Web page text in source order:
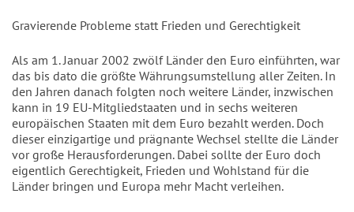
Gravierende Probleme statt Frieden und Gerechtigkeit
Als am 1. Januar 2002 zwölf Länder den Euro einführten, war
das bis dato die größte Währungsumstellung aller Zeiten. In
den Jahren danach folgten noch weitere Länder, inzwischen
kann in 19 EU-Mitgliedstaaten und in sechs weiteren
europäischen Staaten mit dem Euro bezahlt werden. Doch
dieser einzigartige und prägnante Wechsel stellte die Länder
vor große Herausforderungen. Dabei sollte der Euro doch
eigentlich Gerechtigkeit, Frieden und Wohlstand für die
Länder bringen und Europa mehr Macht verleihen.